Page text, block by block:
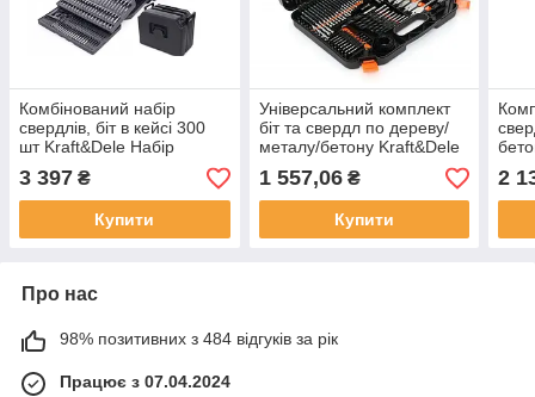
Комбінований набір
свердлів, біт в кейсі 300
шт Kraft&Dele Набір
свердел і насадок
3 397 ₴
Купити
Універсальний комплект
біт та свердл по дереву/
металу/бетону Kraft&Dele
KD999 в кейсі
1 557,06₴
Купити
2
Про нас
98% позитивних з 484 відгуків за рік
Працює з 07.04.2024